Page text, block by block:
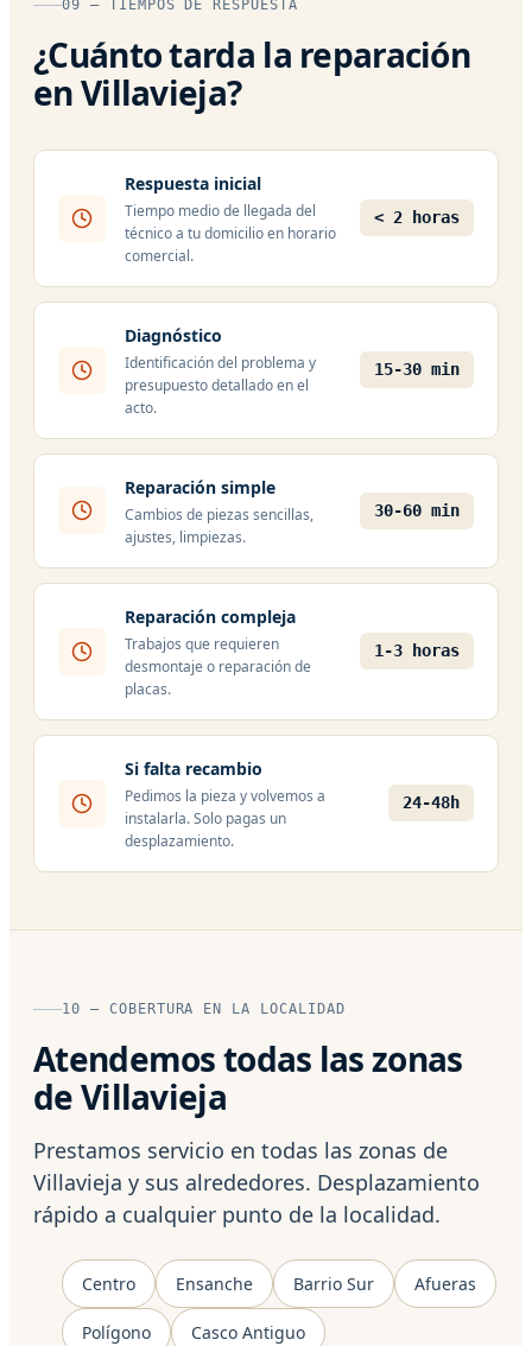
09 — TIEMPOS DE RESPUESTA
¿Cuánto tarda la reparación
en Villavieja?
Respuesta inicial
Tiempo medio de llegada del
técnico a tu domicilio en horario
comercial.
< 2 horas
Diagnóstico
Identificación del problema y
presupuesto detallado en el
acto.
15-30 min
Reparación simple
Cambios de piezas sencillas,
ajustes, limpiezas.
30-60 min
Reparación compleja
Trabajos que requieren
desmontaje o reparación de
placas.
1-3 horas
Si falta recambio
Pedimos la pieza y volvemos a
instalarla. Solo pagas un
desplazamiento.
24-48h
10 — COBERTURA EN LA LOCALIDAD
Atendemos todas las zonas
de Villavieja
Prestamos servicio en todas las zonas de
Villavieja y sus alrededores. Desplazamiento
rápido a cualquier punto de la localidad.
Centro Ensanche Barrio Sur Afueras
Polígono Casco Antiguo